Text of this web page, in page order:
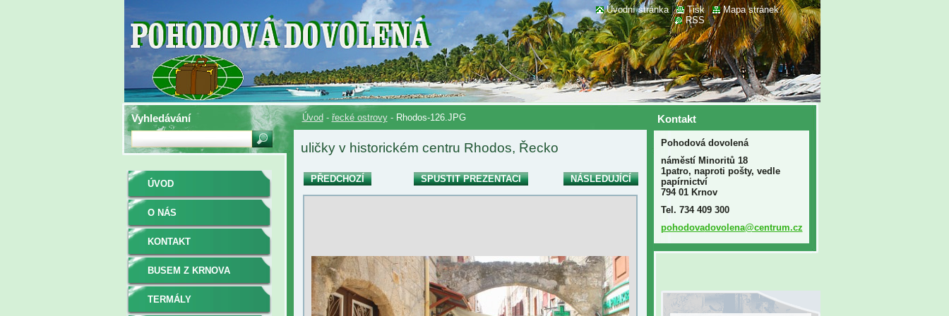
Úvod - řecké ostrovy - Rhodos-126.JPG
uličky v historickém centru Rhodos, Řecko
PŘEDCHOZÍ SPUSTIT PREZENTACI NÁSLEDUJÍCÍ
ÚVOD
O NÁS
KONTAKT
BUSEM Z KRNOVA
TERMÁLY
Kontakt
Pohodová dovolená
náměstí Minoritů 18
1patro, naproti pošty, vedle
papírnictví
794 01 Krnov
Tel. 734 409 300
pohodovadovolena@centrum.cz
Vyhledávání
Úvodní stránka | Tisk | Mapa stránek |
RSS